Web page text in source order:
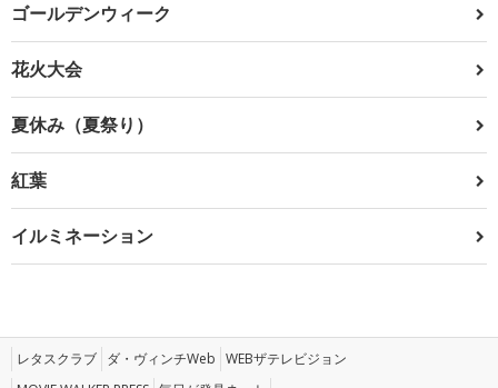
ゴールデンウィーク
花火大会
夏休み（夏祭り）
紅葉
イルミネーション
レタスクラブ ダ・ヴィンチWeb WEBザテレビジョン